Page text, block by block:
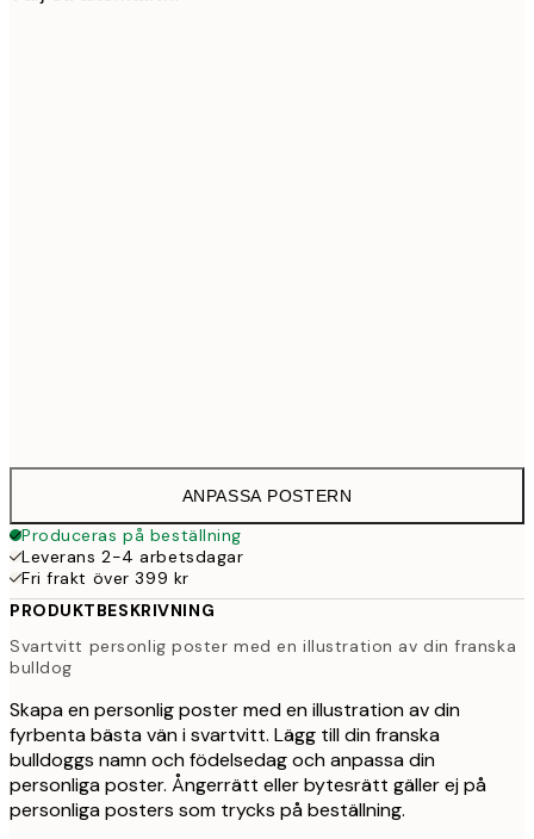
ANPASSA POSTERN
Produceras på beställning
Leverans 2-4 arbetsdagar
Fri frakt över 399 kr
PRODUKTBESKRIVNING
Svartvitt personlig poster med en illustration av din franska
bulldog
Skapa en personlig poster med en illustration av din
fyrbenta bästa vän i svartvitt. Lägg till din franska
bulldoggs namn och födelsedag och anpassa din
personliga poster. Ångerrätt eller bytesrätt gäller ej på
personliga posters som trycks på beställning.